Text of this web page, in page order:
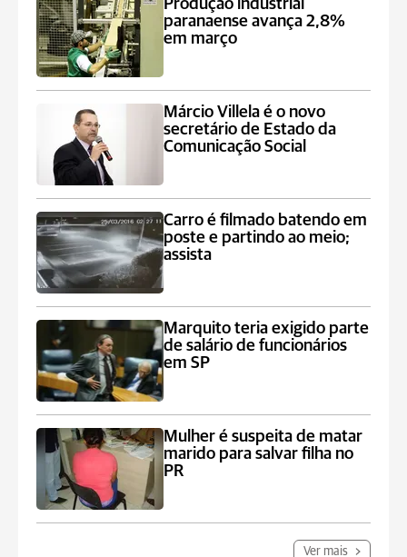
Produção industrial
paranaense avança 2,8%
em março
Márcio Villela é o novo
secretário de Estado da
Comunicação Social
Carro é filmado batendo em
poste e partindo ao meio;
assista
Marquito teria exigido parte
de salário de funcionários
em SP
Mulher é suspeita de matar
marido para salvar filha no
PR
Ver mais